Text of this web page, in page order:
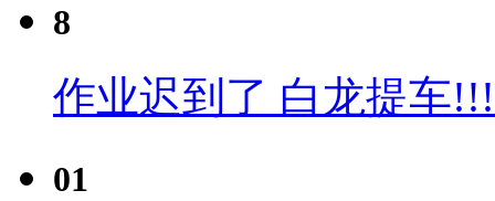
8
作业迟到了 白龙提车
01